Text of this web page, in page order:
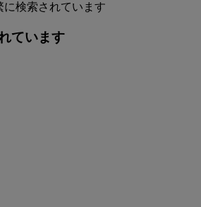
に検索されています
ています